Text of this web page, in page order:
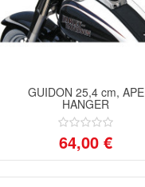
GUIDON 25,4 cm, APE
HANGER
64,00 €